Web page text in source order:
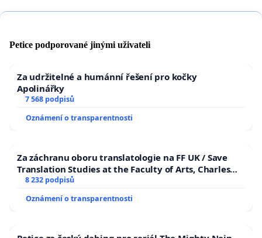
Petice podporované jinými uživateli
Za udržitelné a humánní řešení pro kočky
Apolinářky
7 568 podpisů
Oznámení o transparentnosti
Za záchranu oboru translatologie na FF UK / Save
Translation Studies at the Faculty of Arts, Charles
University
8 232 podpisů
Oznámení o transparentnosti